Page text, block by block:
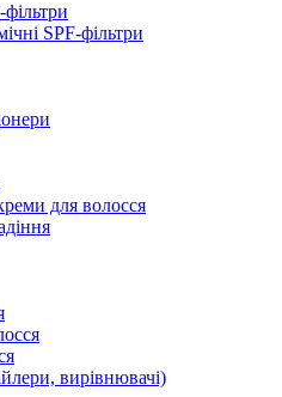
SPF-фільтри
для волосся
вирівнювачі)